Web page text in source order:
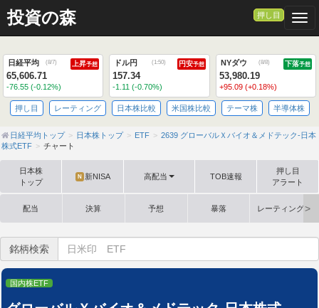
投資の森 押し目
日経平均 (8/7) 上昇予想
65,606.71
-76.55 (-0.12%)
ドル円 (1:50) 円安予想
157.34
-1.11 (-0.70%)
NYダウ (8/8) 下落予想
53,980.19
+95.09 (+0.18%)
押し目 レーティング 日本株比較 米国株比較 テーマ株 半導体株
日経平均トップ 日本株トップ ETF
2639 グローバルＸバイオ＆メドテック-日本
株式ETF
チャート
日本株
トップ
N 新NISA 高配当 TOB速報
押し目
アラート
配当 決算 予想 暴落 レーティング格
銘柄検索
国内株ETF